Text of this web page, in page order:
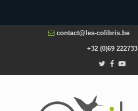
contact@les-colibris.be
+32 (0)69 222733